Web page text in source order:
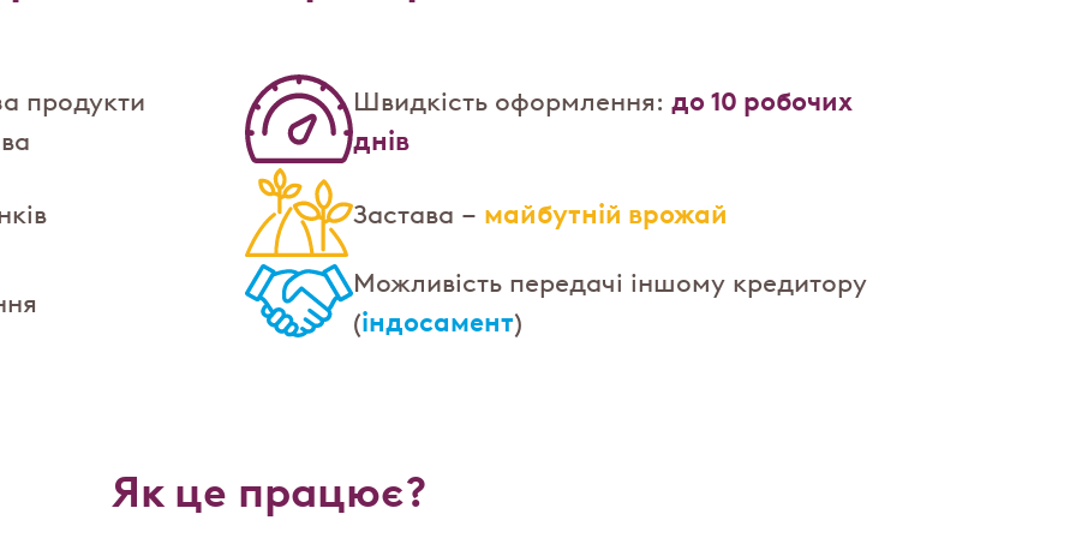
продукти
Швидкість оформлення: до 10 робочих
днів
Застава – майбутній врожай
Можливість передачі іншому кредитору
(індосамент)
Як це працює?